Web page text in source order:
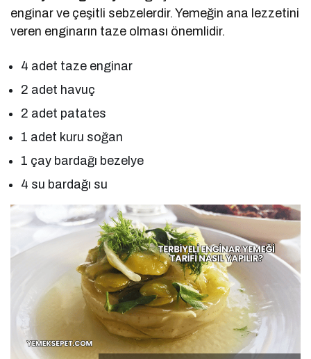
enginar ve çeşitli sebzelerdir. Yemeğin ana lezzetini
veren enginarın taze olması önemlidir.
4 adet taze enginar
2 adet havuç
2 adet patates
1 adet kuru soğan
1 çay bardağı bezelye
4 su bardağı su